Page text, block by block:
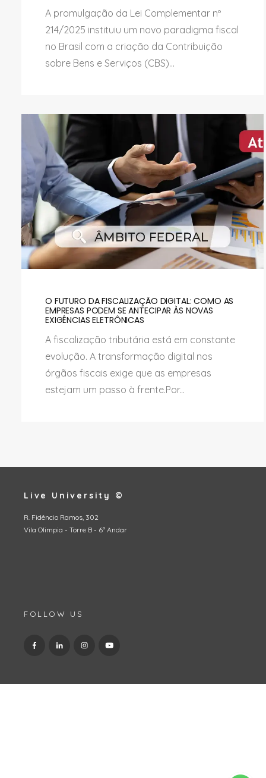
A promulgação da Lei Complementar nº
214/2025 instituiu um novo paradigma fiscal
no Brasil com a criação da Contribuição
sobre Bens e Serviços (CBS)...
O FUTURO DA FISCALIZAÇÃO DIGITAL: COMO AS
EMPRESAS PODEM SE ANTECIPAR ÀS NOVAS
EXIGÊNCIAS ELETRÔNICAS
A fiscalização tributária está em constante
evolução. A transformação digital nos
órgãos fiscais exige que as empresas
estejam um passo à frente.Por...
Live University ©
R. Fidêncio Ramos, 302
Vila Olimpia - Torre B - 6º Andar
FOLLOW US